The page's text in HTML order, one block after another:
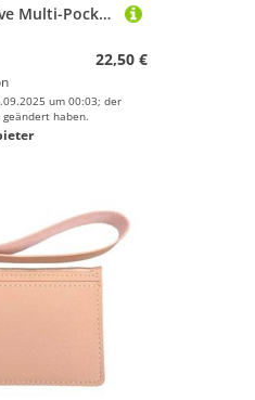
ERHTGUO Creative Multi-Pockets PU Leather Credit Card Holder Wallet Men's Id Travel Cash Pouch Women's Cardholders(Pink)
22,50 €
um 00:03; der
haben.